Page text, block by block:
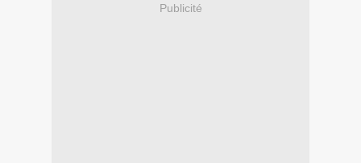
Publicité